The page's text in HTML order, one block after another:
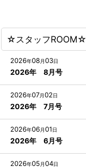
☆スタッフROOM☆
2026年08月03日
2026年 8月号
2026年07月02日
2026年 7月号
2026年06月01日
2026年 6月号
2026年05 月04日